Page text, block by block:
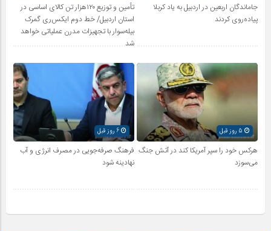
جاماندگان اربعین در اردبیل به یاد کربلا
پیاده‌روی کردند
تأمین و توزیع ۱۲۰هزار تن کالای اساسی در
استان اردبیل/ خط دوم ایکس‌ری گمرک
بیله‌سوار با تجهیزات مدرن عملیاتی خواهد
شد
هرکس خود را سپر آمریکا کند در آتش جنگ
می‌سوزد
فرهنگ صرفه‌جویی در مصرف انرژی و آب
نهادینه شود